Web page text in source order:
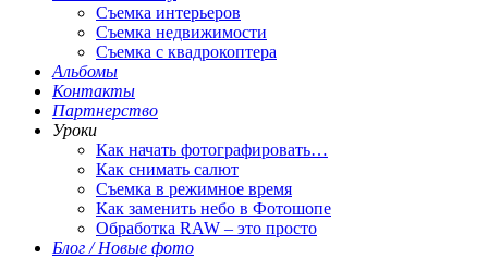
Съемка интерьеров
Съемка недвижимости
Съемка с квадрокоптера
Альбомы
Контакты
Партнерство
Уроки
Как начать фотографировать…
Как снимать салют
Съемка в режимное время
Как заменить небо в Фотошопе
Обработка RAW – это просто
Блог / Новые фото